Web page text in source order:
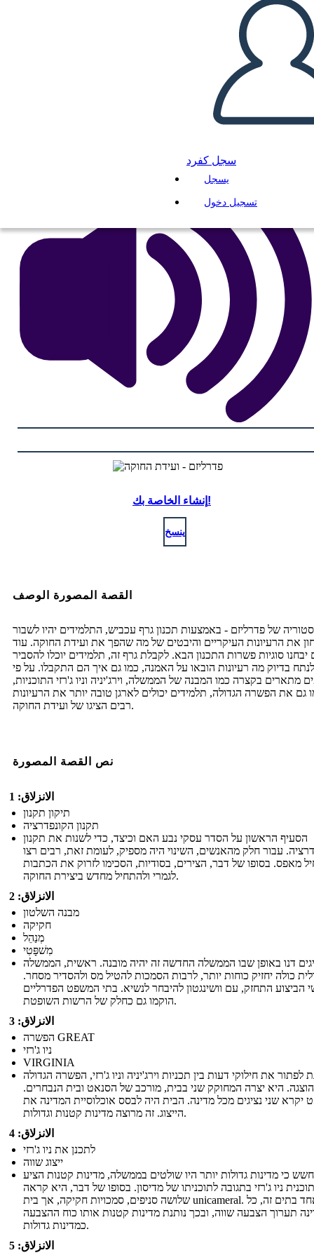
سجل كفرد
يسجل
تسجيل دخول
إنشاء الخاصة بك!
ينسخ
القصة المصورة الوصف
של פדרליזם - באמצעות תכנון גרף עכביש, התלמידים יהיו לשבור
את הרעיונות העיקריים והיבטים של מה שהפך את ועידת החוקה. עוד
יבחנו סוגיות פשרות התכנון הבא. לקבלת גרף זה, תלמידים יוכלו להסביר
בדיוק מה רעיונות הובאו על האמנה, כמו גם איך הם התקבלו. על פי
מתארים בקצרה כמו המבנה של הממשלה, וירג'יניה וניו ג'רזי התוכניות,
גם את הפשרה הגדולה, תלמידים יכולים לארגן טובה יותר את הרעיונות
רבים הציגו של ועידת החוקה.
نص القصة المصورة
الانزلاق: 1
תיקון תקנון
תקנון הקונפדרציה
הסעיף הראשון על הסדר עסקי נבע האם וכיצד, כדי לשנות את תקנון
עבור חלק מהאנשים, השינוי היה מספיק, לעומת זאת, רבים רצו
מאפס. בסופו של דבר, הצירים, בסודיות, הסכימו לזרוק את הכתבות
לגמרי ולהתחיל מחדש ביצירת החוקה.
الانزلاق: 2
מבנה השלטון
חקיקה
מְנַהֵל
מִשׁפָּטִי
דנו באופן שבו הממשלה החדשה זה יהיה מובנה. ראשית, הממשלה
כולה יחזיק כוחות יותר, לרבות הסמכות להטיל מס ולהסדיר מסחר.
הביצוע התחזק, עם וושינגטון להיבחר לנשיא. בתי המשפט הפדרליים
הוקמו גם כחלק של הרשות השופטת.
الانزلاق: 3
הפשרה GREAT
ניו ג'רזי
VIRGINIA
לפתור את חילוקי דעות בין תכניות וירג'יניה וניו ג'רזי, הפשרה הגדולה
הוצגה. היא יצרה המחוקק שני בבית, מורכב של הסנאט ובית הנבחרים.
יקרא שני נציגים מכל מדינה. הבית היה לבסס אוכלוסיית המדינה את
הייצוג. זה מרוצה מדינות קטנות וגדולות.
الانزلاق: 4
לתכנן את ניו ג'רזי
ייצוג שווה
כי מדינות גדולות יותר היו שולטים בממשלה, מדינות קטנות הציע
ניו ג'רזי בתגובה לתוכניתו של מדיסון. בסופו של דבר, היא קראה
שלושה סניפים, סמכויות חקיקה, אך בית unicameral. באחד בתים זה, כל
תערוך הצבעה שווה, ובכך נותנת מדינות קטנות אותו כוח ההצבעה
כמדינות גדולות.
الانزلاق: 5